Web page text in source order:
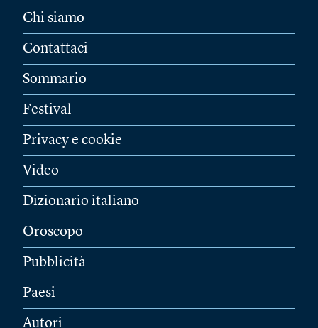
Chi siamo
Contattaci
Sommario
Festival
Privacy e cookie
Video
Dizionario italiano
Oroscopo
Pubblicità
Paesi
Autori